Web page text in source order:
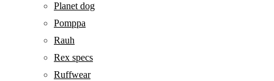
Planet dog
Pomppa
Rauh
Rex specs
Ruffwear